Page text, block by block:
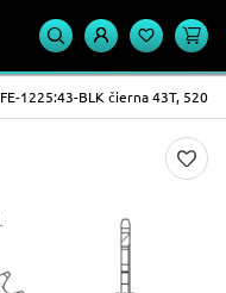
1225:43-BLK čierna 43T, 520